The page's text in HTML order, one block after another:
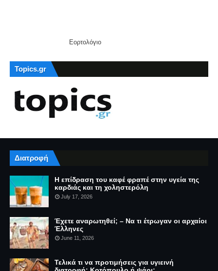
Εορτολόγιο
Topics.gr
Διατροφή
Η επίδραση του καφέ φραπέ στην υγεία της
καρδιάς και τη χοληστερόλη
July 17, 2026
Έχετε αναρωτηθεί; – Να τι έτρωγαν οι αρχαίοι
Έλληνες
June 11, 2026
Τελικά τι να προτιμήσεις για υγιεινή